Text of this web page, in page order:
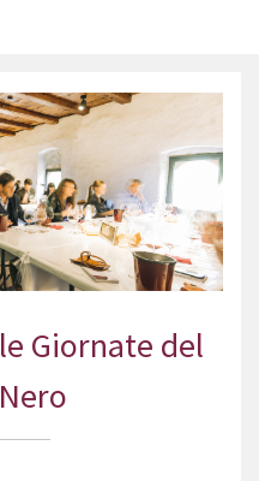
Giornate del